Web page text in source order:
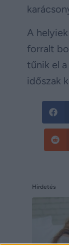
A
forralt
tűnik el
időszak
Hirdetés